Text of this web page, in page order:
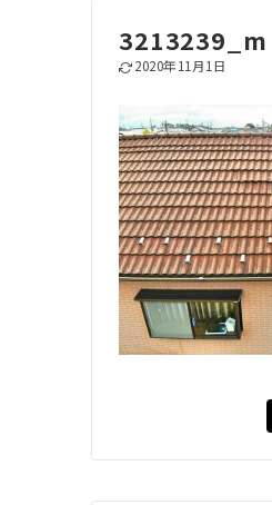
3213239_m
2020年11月1日